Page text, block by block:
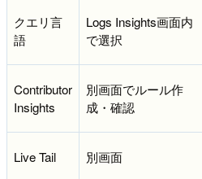
クエリ言
語
Logs Insights画面内
で選択
Contributor
Insights
別画面でルール作
成・確認
Live Tail 別画面